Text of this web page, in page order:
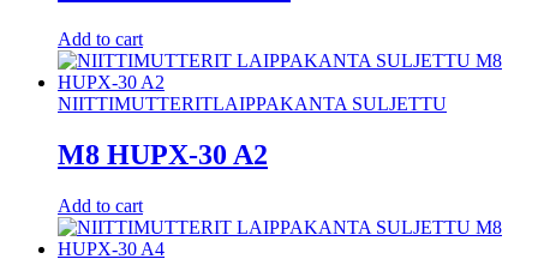
Add to cart
NIITTIMUTTERITLAIPPAKANTA SULJETTU
M8 HUPX-30 A2
Add to cart